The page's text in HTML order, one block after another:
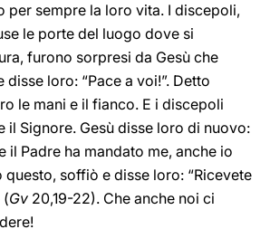
per sempre la loro vita. I discepoli,
le porte del luogo dove si
furono sorpresi da Gesù che
disse loro: “Pace a voi!”. Detto
le mani e il fianco. E i discepoli
il Signore. Gesù disse loro di nuovo:
il Padre ha mandato me, anche io
questo, soffiò e disse loro: “Ricevete
(Gv 20,19-22). Che anche noi ci